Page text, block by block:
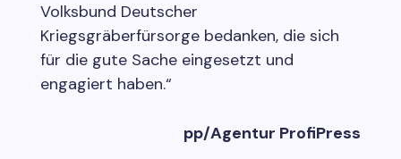
Volksbund Deutscher
Kriegsgräberfürsorge bedanken, die sich
für die gute Sache eingesetzt und
engagiert haben.“
pp/Agentur ProfiPress